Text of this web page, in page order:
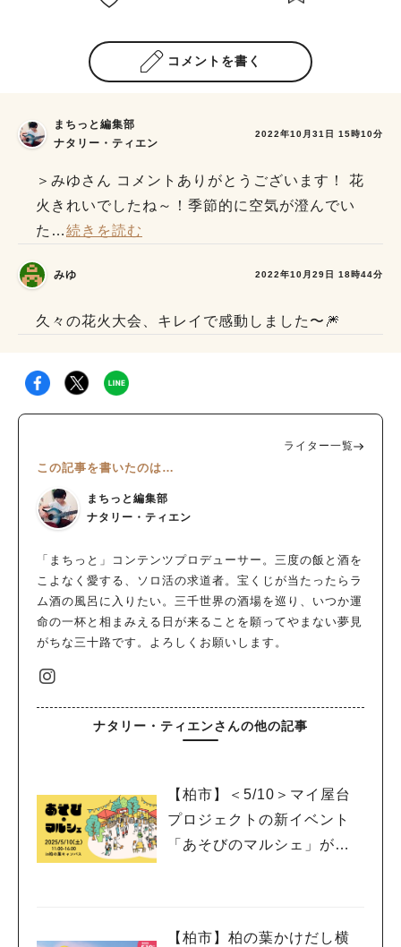
コメントを書く
まちっと編集部
ナタリー・ティエン
2022年10月31日 15時10分
＞みゆさん コメントありがとうございます！ 花
火きれいでしたね～！季節的に空気が澄んでい
た …続きを読む
みゆ 2022年10月29日 18時44分
久々の花火大会、キレイで感動しました〜🎆
ライター一覧
この記事を書いたのは…
まちっと編集部
ナタリー・ティエン
「まちっと」コンテンツプロデューサー。三度の飯と酒を
こよなく愛する、ソロ活の求道者。宝くじが当たったらラ
ム酒の風呂に入りたい。三千世界の酒場を巡り、いつか運
命の一杯と相まみえる日が来ることを願ってやまない夢見
がちな三十路です。よろしくお願いします。
ナタリー・ティエンさんの他の記事
【柏市】＜5/10＞マイ屋台
プロジェクトの新イベント
「あそびのマルシェ」が登
【柏市】柏の葉かけだし横